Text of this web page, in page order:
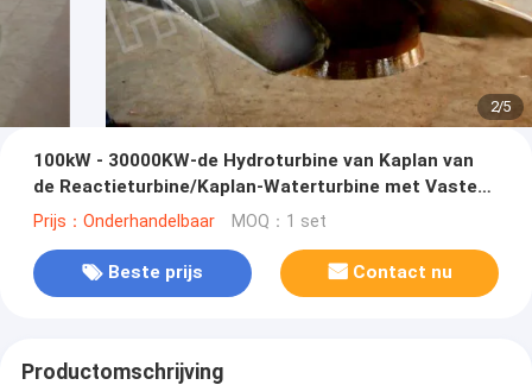
2/5
100kW - 30000KW-de Hydroturbine van Kaplan van
de Reactieturbine/Kaplan-Waterturbine met Vaste
Bladen of Regelbare Bladen
Prijs：Onderhandelbaar MOQ：1 set
Beste prijs Contact nu
Productomschrijving